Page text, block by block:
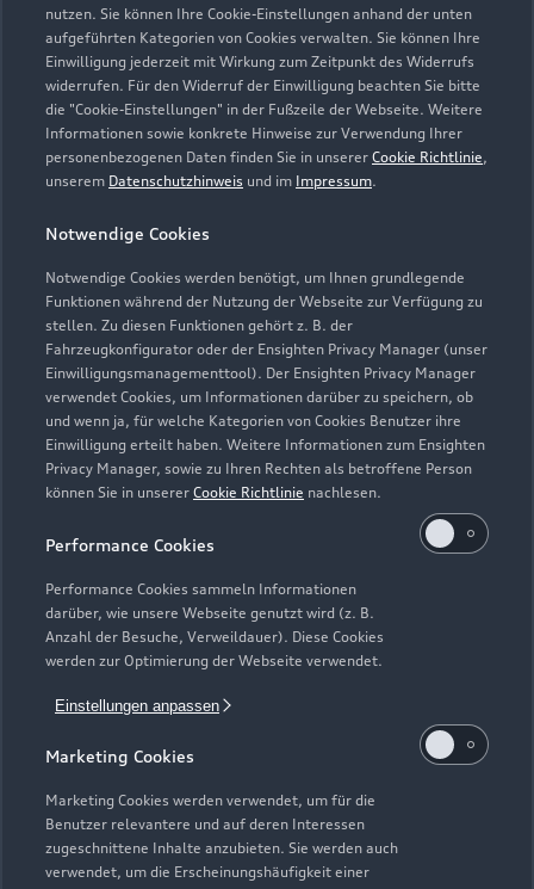
nutzen. Sie können Ihre Cookie-Einstellungen anhand der unten
aufgeführten Kategorien von Cookies verwalten. Sie können Ihre
Einwilligung jederzeit mit Wirkung zum Zeitpunkt des Widerrufs
widerrufen. Für den Widerruf der Einwilligung beachten Sie bitte
die "Cookie-Einstellungen" in der Fußzeile der Webseite. Weitere
Informationen sowie konkrete Hinweise zur Verwendung Ihrer
personenbezogenen Daten finden Sie in unserer Cookie Richtlinie,
unserem Datenschutzhinweis und im Impressum.
Notwendige Cookies
Notwendige Cookies werden benötigt, um Ihnen grundlegende
Funktionen während der Nutzung der Webseite zur Verfügung zu
stellen. Zu diesen Funktionen gehört z. B. der
Fahrzeugkonfigurator oder der Ensighten Privacy Manager (unser
Einwilligungsmanagementtool). Der Ensighten Privacy Manager
verwendet Cookies, um Informationen darüber zu speichern, ob
und wenn ja, für welche Kategorien von Cookies Benutzer ihre
Einwilligung erteilt haben. Weitere Informationen zum Ensighten
Privacy Manager, sowie zu Ihren Rechten als betroffene Person
können Sie in unserer Cookie Richtlinie nachlesen.
Performance Cookies
Performance Cookies sammeln Informationen
darüber, wie unsere Webseite genutzt wird (z. B.
Anzahl der Besuche, Verweildauer). Diese Cookies
werden zur Optimierung der Webseite verwendet.
Einstellungen anpassen
Marketing Cookies
Marketing Cookies werden verwendet, um für die
Benutzer relevantere und auf deren Interessen
zugeschnittene Inhalte anzubieten. Sie werden auch
verwendet, um die Erscheinungshäufigkeit einer
Ersatzteilelager
Geschlossen,öffnet amDonnerstag
07:30
Bitte beachten Sie: Am Faschingsdienstag, Heilig
unser Betrieb geschlossen sein. Aktuelle Hinweise zu
Höss-Google-Account.
Zurück nach oben
Modelle
Elektromodelle
Plug-in-Hybride
Neuwagensuche
Gebrauchtwagensuche
Geschäftskunden
Service & Zubehör
Saisonale Angebote
Audi Services
Garantie
Audi digital services
myAudi
Support
Audi Code
Häufige Fragen (FAQ)
Über Audi
Unternehmen
Karriere